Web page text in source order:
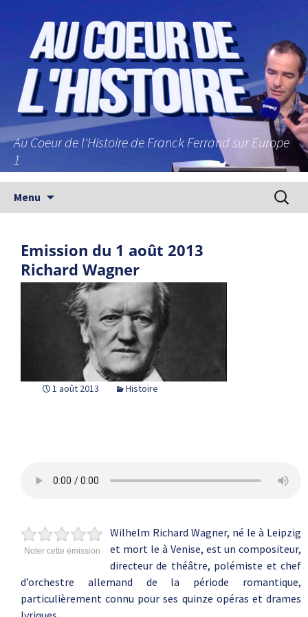
Au Coeur de l'Histoire de Franck Ferrand sur Europe
1
Menu
Emission du 1 août 2013
Richard Wagner
1 août 2013 Histoire
Noter cette émission
Wilhelm Richard Wagner, né le à Leipzig
et mort le à Venise, est un compositeur,
directeur de théâtre, polémiste et chef
d’orchestre allemand de la période romantique,
particulièrement connu pour ses quinze opéras et drames